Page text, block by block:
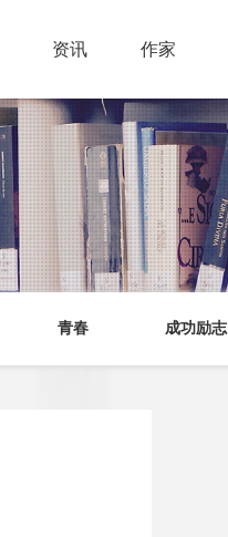
资讯 作家
青春 成功励志